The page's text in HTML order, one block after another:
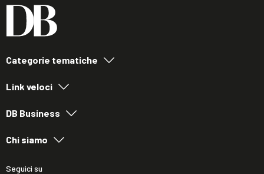
Categorie tematiche
Link veloci
DB Business
Chi siamo
Seguici su